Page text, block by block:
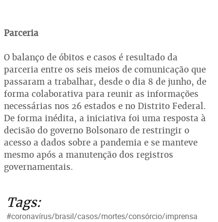
Parceria
O balanço de óbitos e casos é resultado da
parceria entre os seis meios de comunicação que
passaram a trabalhar, desde o dia 8 de junho, de
forma colaborativa para reunir as informações
necessárias nos 26 estados e no Distrito Federal.
De forma inédita, a iniciativa foi uma resposta à
decisão do governo Bolsonaro de restringir o
acesso a dados sobre a pandemia e se manteve
mesmo após a manutenção dos registros
governamentais.
Tags:
#coronavírus/brasil/casos/mortes/consórcio/imprensa